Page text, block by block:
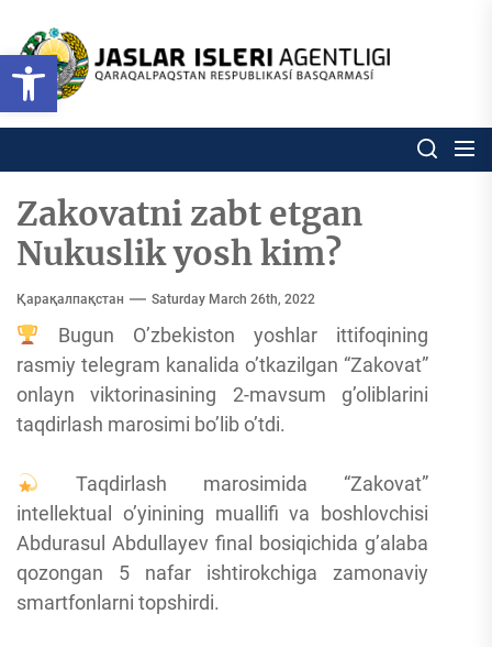
Open toolbar
content
Respublikası
basqarması
Ózbekstan jaslar isleri
Zakovatni zabt etgan
Nukuslik yosh kim?
Қарақалпақстан Saturday March 26th, 2022
Bugun O’zbekiston yoshlar ittifoqining
rasmiy telegram kanalida o’tkazilgan “Zakovat”
onlayn viktorinasining 2-mavsum g’oliblarini
taqdirlash marosimi bo’lib o’tdi.
Taqdirlash marosimida “Zakovat”
intellektual o’yinining muallifi va boshlovchisi
Abdurasul Abdullayev final bosiqichida g’alaba
qozongan 5 nafar ishtirokchiga zamonaviy
smartfonlarni topshirdi.